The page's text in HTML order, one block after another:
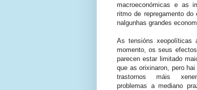
macroeconómicas e as
ritmo de repregamento do
nalgunhas grandes
As tensións xeopolíticas
momento, os seus
parecen estar limitado
que as orixinaron, pero
trastornos máis
problemas a mediano